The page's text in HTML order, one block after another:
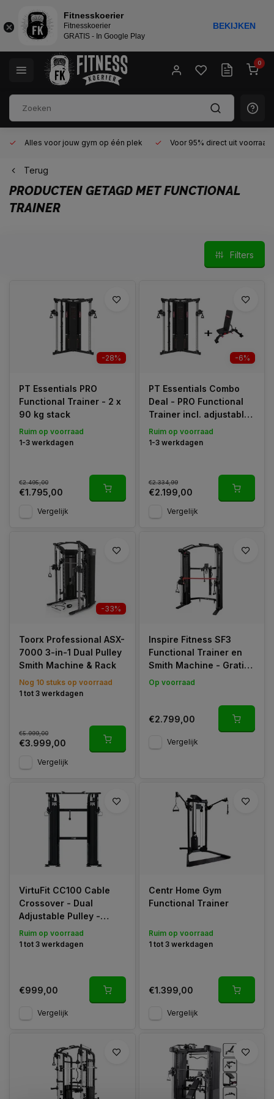
0
Alles voor jouw gym op één plek Voor 95% direct uit
Terug
PRODUCTEN GETAGD MET FUNCTIONAL
TRAINER
Filters
-28%
PT Essentials PRO
Functional Trainer - 2 x
90 kg stack
Ruim op voorraad
1-3 werkdagen
€2.495,00
€1.795,00
Vergelijk
-6%
PT Essentials Combo
Deal - PRO Functional
Trainer incl. adjustable
bench
Ruim op voorraad
1-3 werkdagen
€2.334,99
€2.199,00
Vergelijk
-33%
Toorx Professional ASX-
7000 3-in-1 Dual Pulley
Smith Machine & Rack
Nog 10 stuks op voorraad
1 tot 3 werkdagen
€5.999,00
€3.999,00
Vergelijk
Inspire Fitness SF3
Functional Trainer en
Smith Machine - Gratis
Montage
Op voorraad
€2.799,00
Vergelijk
VirtuFit CC100 Cable
Crossover - Dual
Adjustable Pulley -
Functional Trainer
Ruim op voorraad
1 tot 3 werkdagen
€999,00
Vergelijk
Centr Home Gym
Functional Trainer
Ruim op voorraad
1 tot 3 werkdagen
€1.399,00
Vergelijk
Fitnesskoerier
Fitnesskoerier
GRATIS - In Google Play
BEKIJKEN